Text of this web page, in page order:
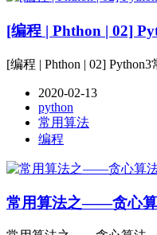
[编程 | Phthon | 02]
[编程 | Phthon | 02]
2020-02-13
python
常用算法
编程
常用算法之——贪心